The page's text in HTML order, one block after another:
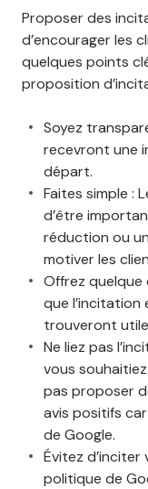
Proposer des
d’encourager les
quelques points
proposition
Soyez
recevront une
départ.
Faites simple :
d’être
réduction ou
motiver les
Offrez
que
trouveront
Ne liez pas
vous
pas proposer
avis positifs
de Google.
Évitez d’inciter
politique de